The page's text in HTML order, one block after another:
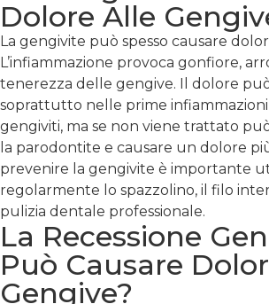
Dolore Alle
La gengivite può spesso causare
L’infiammazione provoca gonfiore,
tenerezza delle gengive. Il dolore
soprattutto nelle prime
gengiviti, ma se non viene trattato
la parodontite e causare un dolore
prevenire la gengivite è importante
regolarmente lo spazzolino, il filo
pulizia dentale professionale.
La Recessione
Può Causare
Gengive?